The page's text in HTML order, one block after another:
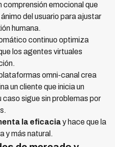
comprensión emocional que
del usuario para ajustar
humana.
continuo optimiza
los agentes virtuales
omni-canal crea
un cliente que inicia un
sigue sin problemas por
la eficaciay hace que la
y más natural.